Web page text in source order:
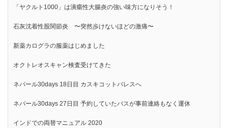
「ヤクルト1000」は潰瘍性大腸炎の強い味方になりそう！
石灰沈着性股関節炎 〜突然歩けないほどの激痛〜
新薬カログラの服薬はじめました
オクトレオスキャン検査受けてきた
ネパール30days 18日目 カスキコットパレスへ
ネパール30days 27日目 予約していたバスが事前連絡もなく運休
インドでの両替マニュアル 2020